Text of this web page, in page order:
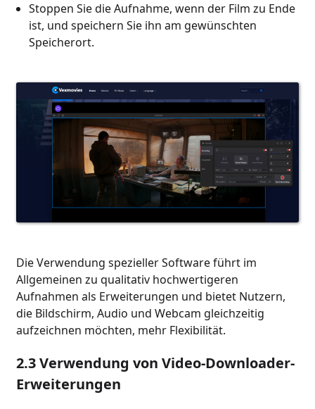
Stoppen Sie die Aufnahme, wenn der Film zu Ende
ist, und speichern Sie ihn am gewünschten
Speicherort.
Die Verwendung spezieller Software führt im
Allgemeinen zu qualitativ hochwertigeren
Aufnahmen als Erweiterungen und bietet Nutzern,
die Bildschirm, Audio und Webcam gleichzeitig
aufzeichnen möchten, mehr Flexibilität.
2.3 Verwendung von Video-Downloader-
Erweiterungen